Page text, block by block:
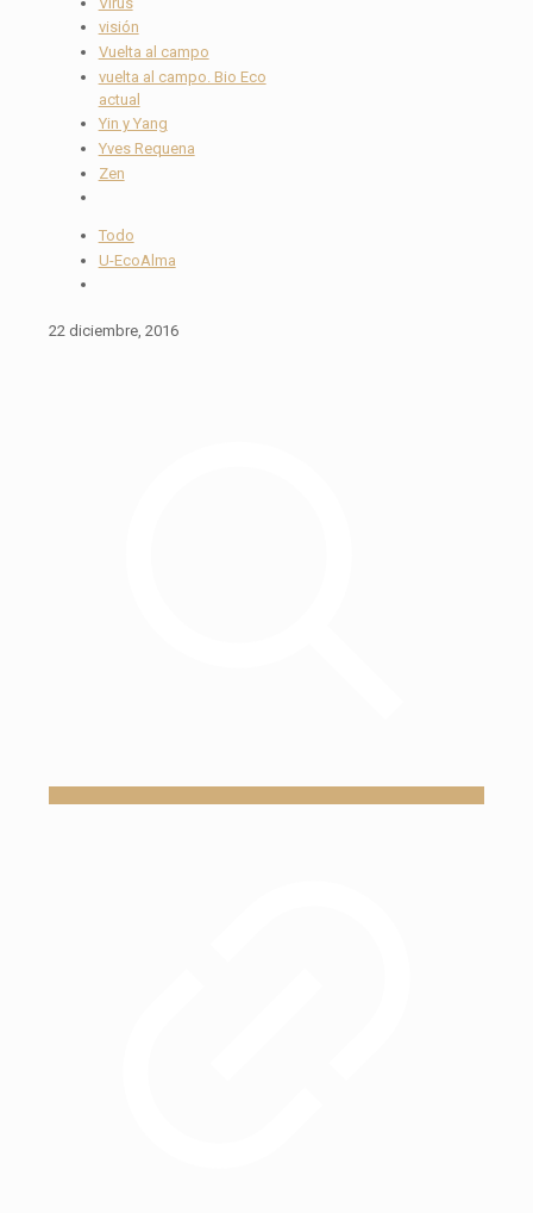
visión
Vuelta al campo
vuelta al campo. Bio Eco
actual
Yin y Yang
Yves Requena
Zen
Todo
U-EcoAlma
22 diciembre, 2016